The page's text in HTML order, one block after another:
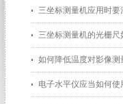
三坐标测量机应用时要
三坐标测量机的光栅
如何降低温度对影像
电子水平仪应当如何